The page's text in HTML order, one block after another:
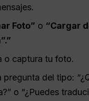
Foto” o “Cargar
o captura tu foto.
pregunta del tipo:
o “¿Puedes